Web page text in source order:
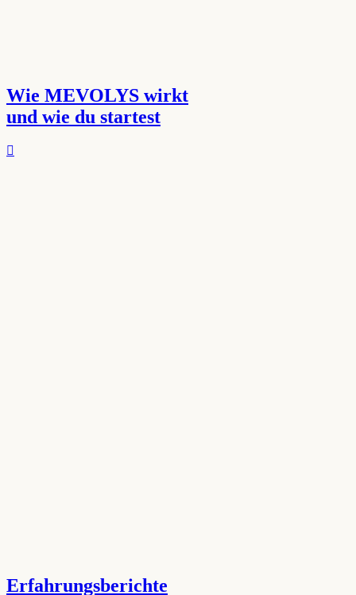
Wie MEVOLYS wirkt
und wie du startest
Erfahrungsberichte